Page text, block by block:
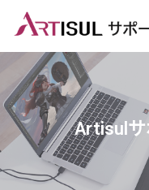
Artisulサ